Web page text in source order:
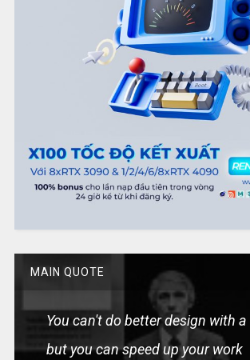
MAIN QUOTE
You can't do better design with
but you can speed up your work